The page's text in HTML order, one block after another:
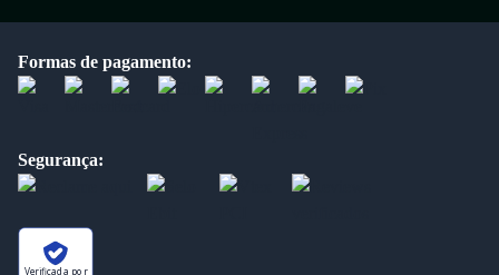
Formas de pagamento:
Segurança:
Verificada por